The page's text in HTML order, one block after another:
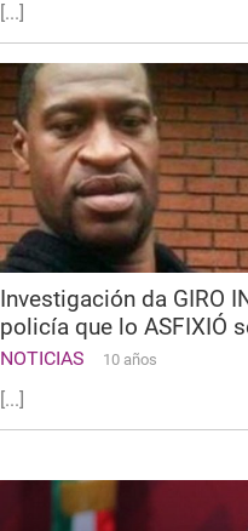
[...]
Investigación da GIRO
policía que lo ASFIXIÓ
NOTICIAS 10 años
[...]